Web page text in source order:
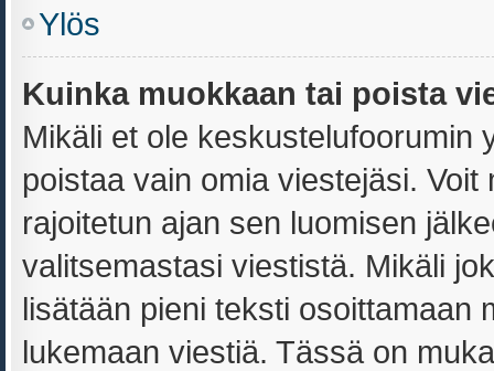
Ylös
Kuinka muokkaan tai poista
Mikäli et ole keskustelufoorumin
poistaa vain omia viestejäsi.
rajoitetun ajan sen luomisen
valitsemastasi viestistä. Mikäli
lisätään pieni teksti osoittamaan
lukemaan viestiä. Tässä on